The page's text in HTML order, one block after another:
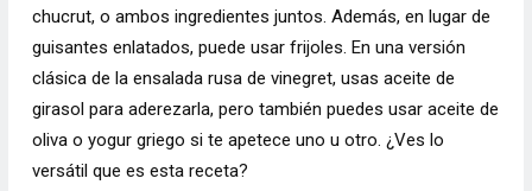
chucrut, o ambos ingredientes juntos. Además, en lugar de
guisantes enlatados, puede usar frijoles. En una versión
clásica de la ensalada rusa de vinegret, usas aceite de
girasol para aderezarla, pero también puedes usar aceite de
oliva o yogur griego si te apetece uno u otro. ¿Ves lo
versátil que es esta receta?